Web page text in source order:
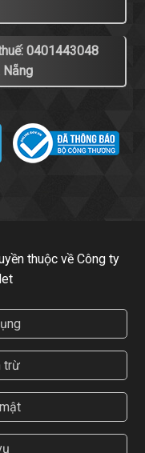
0401443048
thuộc về Công ty
trừ